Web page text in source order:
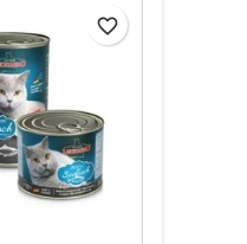
favorite_border